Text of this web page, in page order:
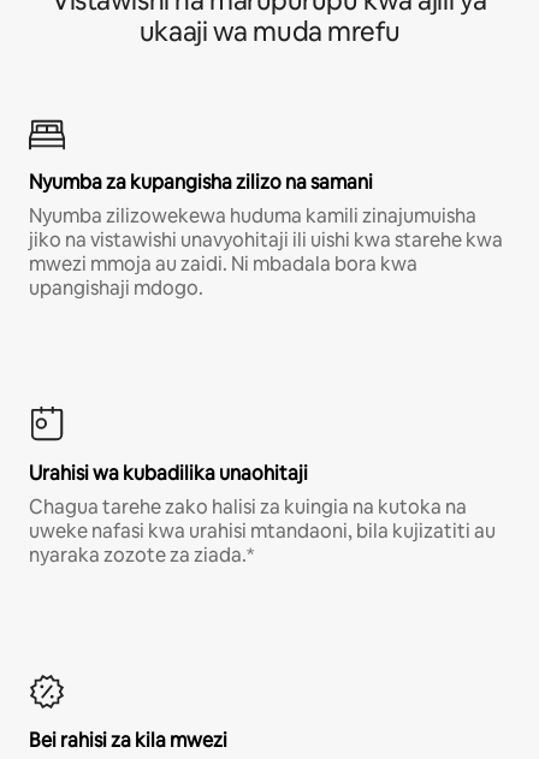
ukaaji wa muda mrefu
Nyumba za kupangisha zilizo na samani
Nyumba zilizowekewa huduma kamili zinajumuisha
jiko na vistawishi unavyohitaji ili uishi kwa starehe kwa
mwezi mmoja au zaidi. Ni mbadala bora kwa
upangishaji mdogo.
Urahisi wa kubadilika unaohitaji
Chagua tarehe zako halisi za kuingia na kutoka na
uweke nafasi kwa urahisi mtandaoni, bila kujizatiti au
nyaraka zozote za ziada.*
Bei rahisi za kila mwezi